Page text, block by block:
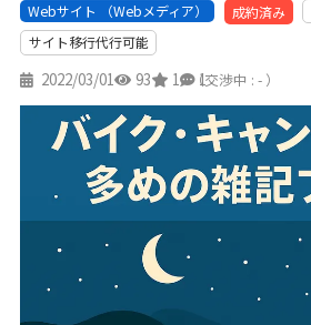
Webサイト （Webメディア） 成約済み
サイト移行代行可能
2022/03/01 93 1 1
（交渉中 : - ）